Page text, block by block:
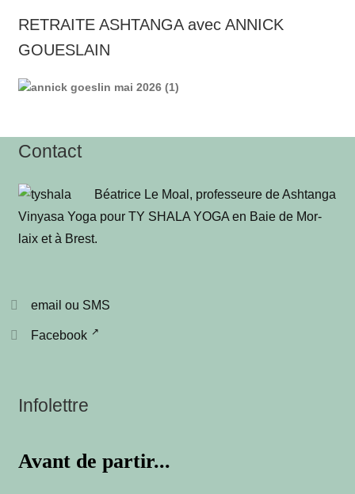
RETRAITE ASHTANGA avec ANNICK
GOUESLAIN
Contact
Béa­trice Le Moal, pro­fes­seure de Ash­tan­ga
Vinya­sa Yoga pour TY SHALA YOGA en Baie de Mor­
laix et à Brest.
email ou SMS
Facebook
Infolettre
Avant de partir...